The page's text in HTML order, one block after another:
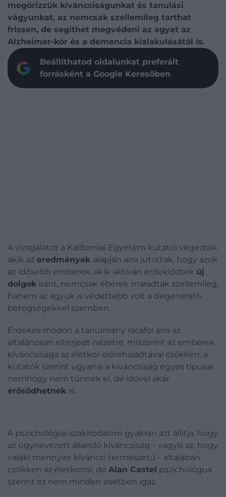
megőrizzük kíváncsiságunkat és tanulási
vágyunkat, az nemcsak szellemileg tarthat
frissen, de segíthet megvédeni az agyat az
Alzheimer-kór és a demencia kialakulásától is.
Beállíthatod oldalunkat preferált
forrásként a Google Keresőben
A vizsgálatot a Kaliforniai Egyetem kutatói végezték,
akik az eredmények alapján arra jutottak, hogy azok
az idősebb emberek, akik aktívan érdeklődtek új
dolgok iránt, nemcsak éberek maradtak szellemileg,
hanem az agyuk is védettebb volt a degeneratív
betegségekkel szemben.
Érdekes módon a tanulmány rácáfol arra az
általánosan elterjedt nézetre, miszerint az emberek
kíváncsisága az életkor előrehaladtával csökken, a
kutatók szerint ugyanis a kíváncsiság egyes típusai
nemhogy nem tűnnek el, de idővel akár
erősödhetnek is.
A pszichológiai szakirodalom gyakran azt állítja, hogy
az úgynevezett állandó kíváncsiság – vagyis az, hogy
valaki mennyire kíváncsi természetű – általában
csökken az életkorral, de Alan Castel pszichológus
szerint ez nem minden esetben igaz.